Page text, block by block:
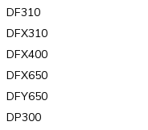
DF310
DFX310
DFX400
DFX650
DFY650
DP300